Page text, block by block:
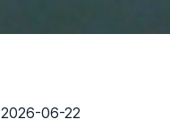
2026-06-22